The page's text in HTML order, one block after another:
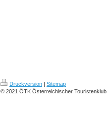
Druckversion
Sitemap
© 2021 ÖTK Österreichischer Touristenklub